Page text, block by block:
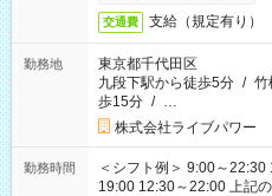
交通費 支給（規定有り）
勤務地
東京都千代田区
九段下駅から徒歩5分 / 竹
歩15分 / …
株式会社ライブパワー
勤務時間
＜シフト例＞ 9:00～
19:00 12:30～22:00 上記の時間から好きな時間を選べます！ ※